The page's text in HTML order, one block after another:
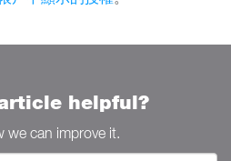
helpful?
we can improve it.